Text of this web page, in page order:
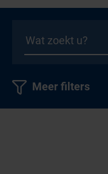
Meer filters